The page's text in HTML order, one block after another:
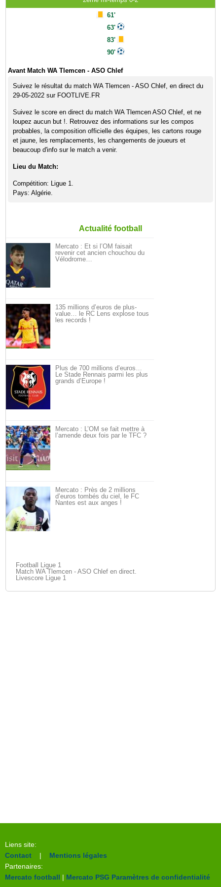
61'
63'
83'
90'
Avant Match WA Tlemcen - ASO Chlef
Suivez le résultat du match WA Tlemcen - ASO Chlef, en direct du
29-05-2022 sur FOOTLIVE.FR
Suivez le score en direct du match WA Tlemcen ASO Chlef, et ne
loupez aucun but !. Retrouvez des informations sur les compos
probables, la composition officielle des équipes, les cartons rouge
et jaune, les remplacements, les changements de joueurs et
beaucoup d'info sur le match a venir.
Lieu du Match:
Compétition: Ligue 1.
Pays: Algérie.
Actualité football
Mercato : Et si l’OM faisait
revenir cet ancien chouchou du
Vélodrome…
135 millions d’euros de plus-
value… le RC Lens explose tous
les records !
Plus de 700 millions d’euros…
Le Stade Rennais parmi les plus
grands d’Europe !
Mercato : L’OM se fait mettre à
l’amende deux fois par le TFC ?
Mercato : Près de 2 millions
d’euros tombés du ciel, le FC
Nantes est aux anges !
Football Ligue 1
Match WA Tlemcen - ASO Chlef en direct.
Livescore Ligue 1
Liens site:
Contact | Mentions légales
Partenaires:
Mercato football | Mercato PSG Paramètres de confidentialité